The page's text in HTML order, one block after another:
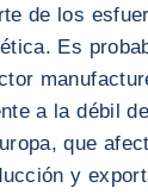
de los
Es
a la débil
que
y